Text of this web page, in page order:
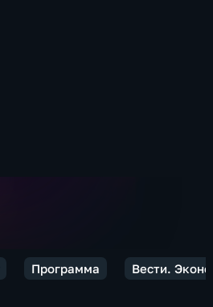
Программа Вести.